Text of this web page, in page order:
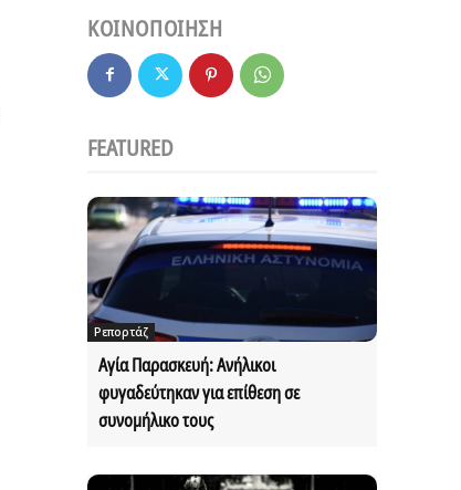
ΚΟΙΝΟΠΟΙΗΣΗ
FEATURED
Ρεπορτάζ
Αγία Παρασκευή: Ανήλικοι
φυγαδεύτηκαν για επίθεση σε
συνομήλικο τους